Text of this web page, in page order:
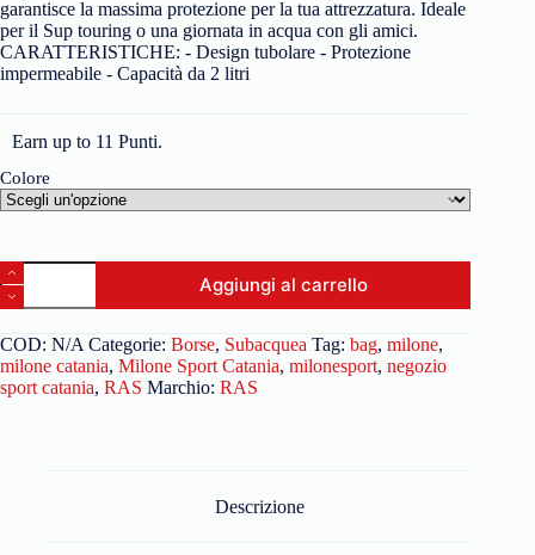
garantisce la massima protezione per la tua attrezzatura. Ideale
per il Sup touring o una giornata in acqua con gli amici.
CARATTERISTICHE: - Design tubolare - Protezione
impermeabile - Capacità da 2 litri
Earn up to 11 Punti.
Colore
Aggiungi al carrello
COD: N/A Categorie: Borse, Subacquea Tag: bag, milone,
milone catania, Milone Sport Catania, milonesport, negozio
sport catania, RAS Marchio: RAS
Descrizione